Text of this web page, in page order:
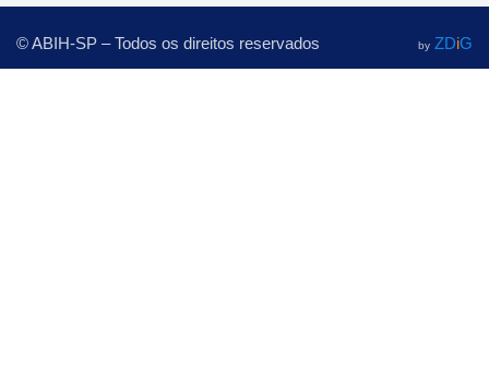
© ABIH-SP – Todos os direitos reservados by ZDiG